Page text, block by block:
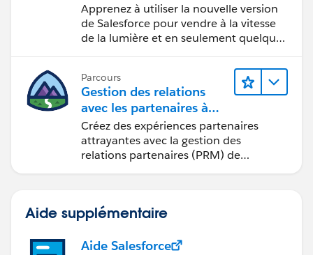
Apprenez à utiliser la nouvelle version
de Salesforce pour vendre à la vitesse
de la lumière et en seulement quelques
Parcours
Gestion des relations
avec les partenaires à
l’aide de
Sales Cloud PRM
Créez des expériences partenaires
attrayantes avec la gestion des
relations partenaires (PRM) de
Aide supplémentaire
Aide Salesforce